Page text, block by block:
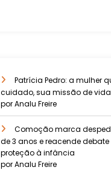
Patrícia Pedro: a mulher
cuidado, sua missão de vida
por Analu Freire
Comoção marca
de 3 anos e reacende debate
proteção à infância
por Analu Freire